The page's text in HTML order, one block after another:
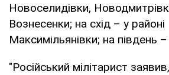
Новоселидівки,
Вознесенки; на схід – у районі
Максимільянівки; на південь
"Російський мілітарист